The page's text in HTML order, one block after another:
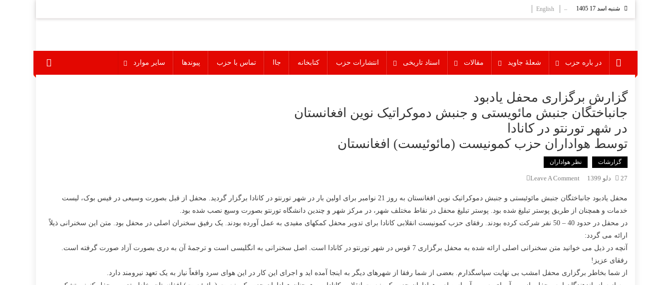
شنبه اسد 17 1405 –
English
در باره حزب شعلۀ جاوید مقالات اسناد تاریخی انتشارات حزب کتابخانه جاا تماس با حزب پیوندها سایر موارد
گزارش برگزاری محفل یادبود
جانباختگان جنبش مائویستی و جنبش دموکراتیک نوین افغانستان
در شهر تورنتو در کانادا
توسط هواداران حزب کمونیست (مائوئیست) افغانستان
گزارشات نظر هواداران
27 دلو 1399 Leave A Comment
برگزاری
محفل
یادبود
جنبش
جنبش
محفل یادبود جانباختگان جنبش مائوئیستی و جنبش دموکراتیک نوین افغانستان به روز 21 نوامبر برای اولین بار در شهر تورنتو در کانادا برگزار گردید. محفل از قبل بصورت وسیعی در فیس بوک، لیست
خدمات و همچنان از طریق پوستر تبلیغ شده بود. پوستر تبلیغ محفل در نقاط مختلف شهر، در مرکز شهر و چندین دانشگاه تورنتو بصورت وسیع نصب شده بود.
در محفل در حدود 40 – 50 نفر شرکت کرده بودند. رفقای حزب کمونیست انقلابی کانادا برای تدویر محفل کمکهای مفیدی به عمل آورده بودند. یک رفیق سخنران اصلی در محفل بود. متن این سخنرانی ذیلاً
ارائه می گردد:
آنچه در ذیل می خوانید متن سخنرانی اصلی ارائه شده به محفل برگزاری 7 قوس در شهر تورنتو در کانادا است. اصل سخنرانی به انگلیسی است و ترجمۀ آن به دری بصورت آزاد صورت گرفته است.
رفقای عزیز!
از شما بخاطر برگزاری محفل امشب بی نهایت سپاسگذارم. بعضی از شما رفقا از شهرهای دیگر به اینجا آمده اید و اجرای این کار در این هوای سرد واقعاً نیاز به یک تعهد نیرومند دارد.